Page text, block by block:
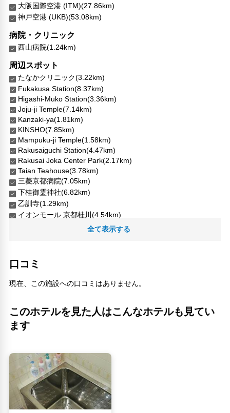
大阪国際空港 (ITM)(27.86km)
神戸空港 (UKB)(53.08km)
病院・クリニック
西山病院(1.24km)
周辺スポット
たなかクリニック(3.22km)
Fukakusa Station(8.37km)
Higashi-Muko Station(3.36km)
Joju-ji Temple(7.14km)
Kanzaki-ya(1.81km)
KINSHO(7.85km)
Mampuku-ji Temple(1.58km)
Rakusaiguchi Station(4.47km)
Rakusai Joka Center Park(2.17km)
Taian Teahouse(3.78km)
三菱京都病院(7.05km)
下桂御霊神社(6.82km)
乙訓寺(1.29km)
イオンモール 京都桂川(4.54km)
勝竜寺城(1.05km)
勝竜寺城公園(1.08km)
向日市天文館(2.13km)
城南宮(5.76km)
恵解山古墳(1.23km)
昌運寺(4.18km)
石塔寺(2.03km)
萬福寺(1.58km)
西山病院(1.24km)
長岡京 小倉山荘 本店(1.79km)
長岡京市立中山修一記念館(1.67km)
全て表示する
口コミ
現在、この施設への口コミはありません。
このホテルを見た人はこんなホテルも見てい
ます